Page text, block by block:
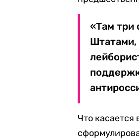
«Там три
Штатами,
Что